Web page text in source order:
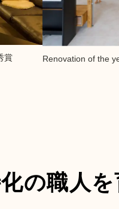
賞 Renovation of the
の職人